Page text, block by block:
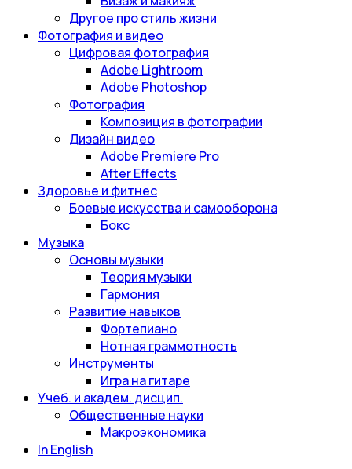
Другое про стиль жизни
Фотография и видео
Цифровая фотография
Adobe Lightroom
Adobe Photoshop
Фотография
Композиция в фотографии
Дизайн видео
Adobe Premiere Pro
After Effects
Здоровье и фитнес
Боевые искусства и самооборона
Бокс
Музыка
Основы музыки
Теория музыки
Гармония
Развитие навыков
Фортепиано
Нотная граммотность
Инструменты
Игра на гитаре
Учеб. и академ. дисцип.
Общественные науки
Макроэкономика
In English